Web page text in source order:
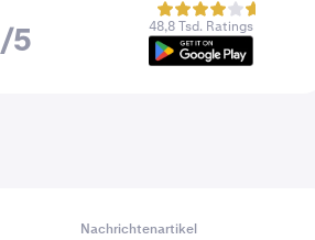
/5
48,8 Tsd. Ratings
Nachrichtenartikel